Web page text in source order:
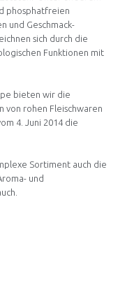
phosphatfreien
und Geschmack-
sich durch die
Funktionen mit
bieten wir die
von rohen Fleischwaren
4. Juni 2014 die
Sortiment auch die
und